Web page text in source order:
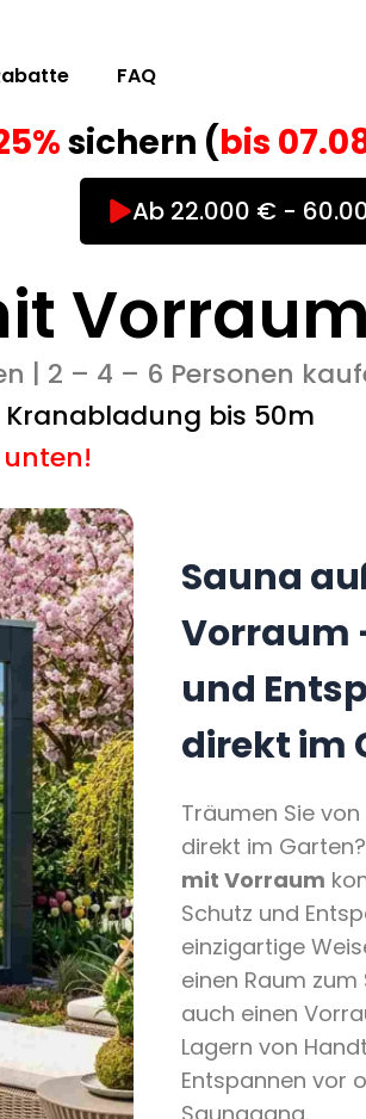
FAQ
sichern (bis
Ab 22.000 € -
Vorraum
| 2 – 4 – 6 Personen
bis 50m
Sauna
Vorraum
und
direkt im
Träumen Sie
direkt im
mit Vorraum
Schutz und
einzigartige
einen Raum
auch einen
Lagern von
Entspannen vor